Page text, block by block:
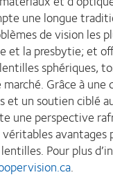
une longue
de vision les
et la presbytie; et
sphériques,
Grâce à une
et un soutien ciblé
une perspective
Pour plus
.